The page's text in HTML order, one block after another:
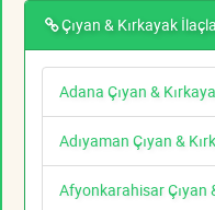
Çıyan & Kırkayak
Adana Çıyan &
Adıyaman Çıyan &
Afyonkarahisar Çıyan